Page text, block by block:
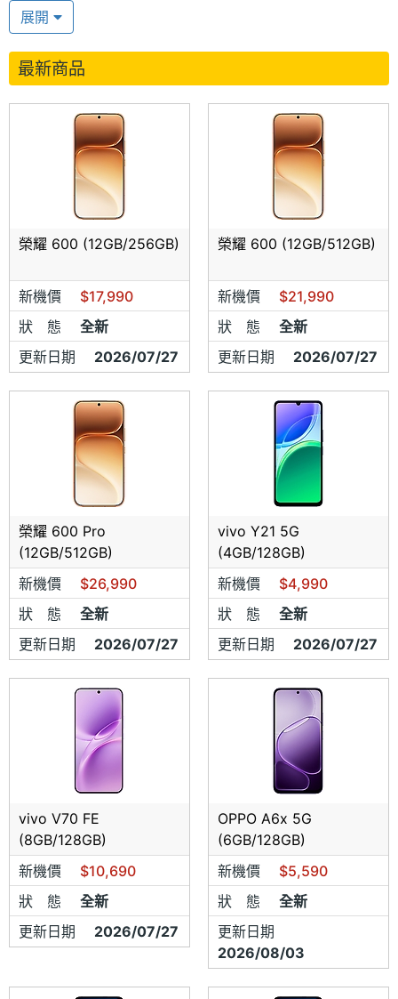
新品不良或瑕疵，並無現場更換新機，會送回原廠後，由原
廠判定是否符合更換新機，如原廠判定軟體問題，則會以更
新軟體或重灌軟體為主
2. 本店為"實體店家"故不接受消保法第19條規範，無7天鑑賞
期,不接受不會使用或操作,外觀不滿意 之類的理由來退換
貨，請在購買或訂貨前確定好您要的機型。
3.貨物既出恕不接受買家因任何因素要求更換其他同款,不同機型
或更換顏色.故拆封後遇新品不良送回原廠 (不含週六、日，約需7
天),不得要求門市立即提供現場換貨、取消交易或其他賠償.
4.歡迎來電洽詢,來電請表明手機王網友即有網路優惠價、未
展開
最新商品
榮耀 600 (12GB/256GB)
新機價
$17,990
狀 態
全新
更新日期
2026/07/27
榮耀 600 (12GB/512GB)
新機價
$21,990
狀 態
全新
更新日期
2026/07/27
榮耀 600 Pro
(12GB/512GB)
新機價
$26,990
狀 態
全新
更新日期
2026/07/27
vivo Y21 5G
(4GB/128GB)
新機價
$4,990
狀 態
全新
更新日期
2026/07/27
vivo V70 FE
(8GB/128GB)
新機價
$10,690
狀 態
全新
更新日期
2026/07/27
OPPO A6x 5G
(6GB/128GB)
新機價
$5,590
狀 態
全新
更新日期
2026/08/03